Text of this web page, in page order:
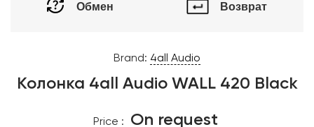
Обмен Возврат
Brand: 4all Audio
Колонка 4all Audio WALL 420 Black
Price : On request